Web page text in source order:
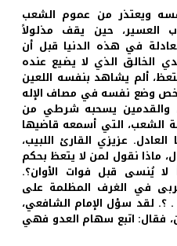
ويعتذر من عموم الشعب
العسير، حين يقف مذلولاً
في هذه الدنيا قبل أن
الخالق الذي لا يضيع عنده
ألم يشاهد بنفسه اللعين
وضع نفسه في مصاف الإله
والقدمين يسحبه شرطي من
الشعب، التي أسمعه قاضيها
عزيزي القارئ اللبيب،
ماذا نقول لمن لا يتعظ بحكم
لا يُنسى قبل فوات الأوان؟.
في الغرف المظلمة على
. ؟. لقد سؤل الإمام الشافعي،
فقال: اتبع سهام العدو فهي